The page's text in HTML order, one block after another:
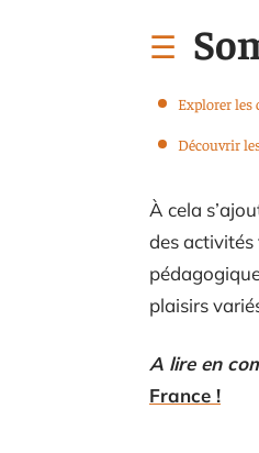
Explorer les
Découvrir
À cela
des activités
plaisirs
A lire en
France !